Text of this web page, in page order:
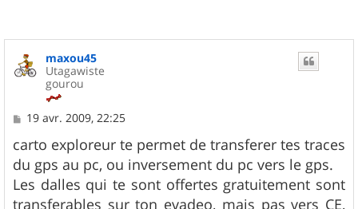
maxou45
Utagawiste
gourou
M
s
s
a
g
e
19 avr. 2009, 22:25
carto exploreur te permet de transferer tes traces
du gps au pc, ou inversement du pc vers le gps.
Les dalles qui te sont offertes gratuitement sont
transferables sur ton evadeo, mais pas vers CE,